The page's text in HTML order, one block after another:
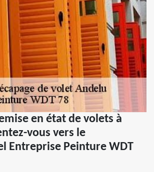
en état de volets à
vous vers le
Entreprise Peinture WDT